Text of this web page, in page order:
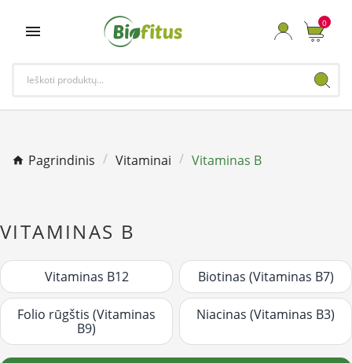
 0
Pagrindinis Vitaminai Vitaminas B
VITAMINAS B
Vitaminas B12 Biotinas (Vitaminas B7)
Folio rūgštis (Vitaminas
B9)
Niacinas (Vitaminas B3)